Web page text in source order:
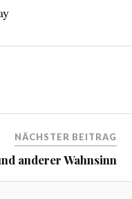
NÄCHSTER BEITRAG
anderer Wahnsinn